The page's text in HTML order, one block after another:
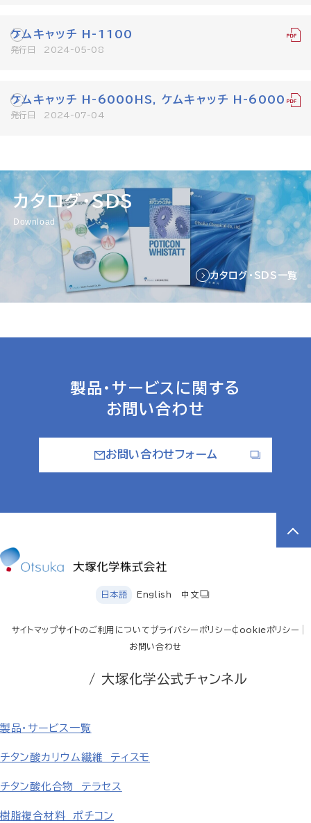
ケムキャッチ H-1100
発行日 2024-05-08
ケムキャッチ H-6000HS, ケムキャッチ H-6000
発行日 2024-07-04
カタログ・SDS
Download
カタログ・SDS一覧
製品・サービスに関する
お問い合わせ
お問い合わせフォーム
日本語 English 中文
サイトマップサイトのご利用についてプライバシーポリシーCookieポリシー
お問い合わせ
/ 大塚化学公式チャンネル
製品・サービス一覧
チタン酸カリウム繊維 ティスモ
チタン酸化合物 テラセス
樹脂複合材料 ポチコン